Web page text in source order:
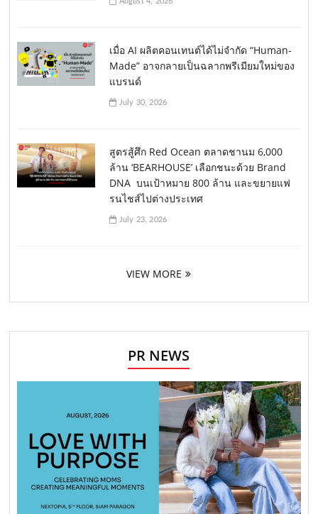
เมื่อ AI ผลิตคอนเทนต์ได้ไม่จำกัด “Human-
Made” อาจกลายเป็นฉลากพรีเมียมใหม่ของ
แบรนด์
July 30, 2026
สูตรสู้ศึก Red Ocean ตลาดชานม 6,000
ล้าน ‘BEARHOUSE’ เลือกชนะด้วย Brand
DNA บนเป้าหมาย 800 ล้าน และขยายแฟ
รนไชส์ไปต่างประเทศ
July 23, 2026
VIEW MORE
PR NEWS